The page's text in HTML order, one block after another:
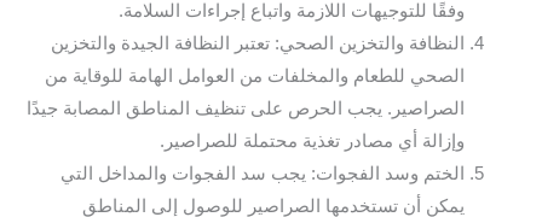
وفقًا للتوجيهات اللازمة واتباع إجراءات السلامة.
النظافة والتخزين الصحي: تعتبر النظافة الجيدة والتخزين
الصحي للطعام والمخلفات من العوامل الهامة للوقاية من
الصراصير. يجب الحرص على تنظيف المناطق المصابة جيدًا
وإزالة أي مصادر تغذية محتملة للصراصير.
الختم وسد الفجوات: يجب سد الفجوات والمداخل التي
يمكن أن تستخدمها الصراصير للوصول إلى المناطق